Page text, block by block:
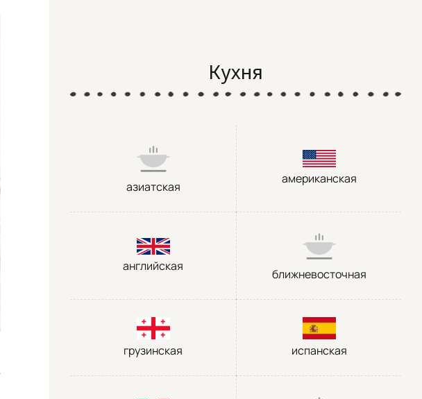
Кухня
азиатская
американская
английская
ближневосточная
грузинская испанская